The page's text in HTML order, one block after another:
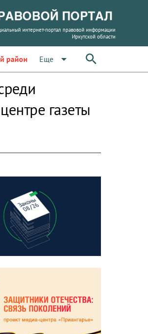
интернет-портал правовой информации
Иркутской области
район Еще arrow_drop_down
газеты